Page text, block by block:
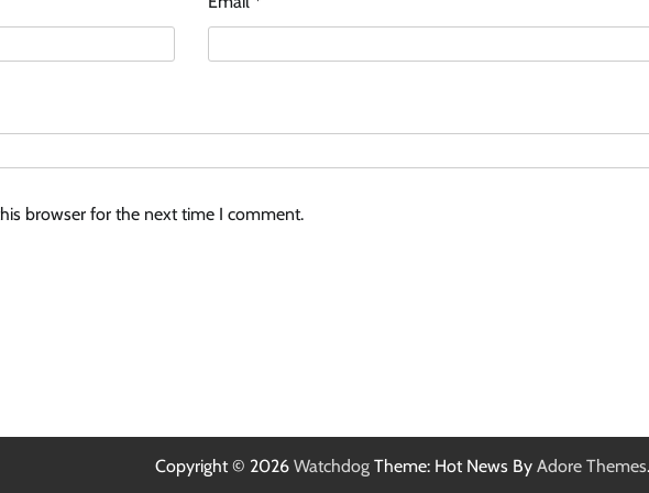
browser for the next time I comment.
Copyright © 2026 Watchdog Theme: Hot News By Adore Themes.